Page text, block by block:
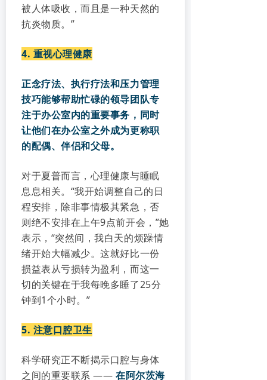
被人体吸收，而且是一种天然的
抗炎物质。”
4. 重视心理健康
正念疗法、执行疗法和压力管理
技巧能够帮助忙碌的领导团队专
注于办公室内的重要事务，同时
让他们在办公室之外成为更称职
的配偶、伴侣和父母。
对于夏普而言，心理健康与睡眠
息息相关。“我开始调整自己的日
程安排，除非事情极其紧急，否
则绝不安排在上午9点前开会，”她
表示，“突然间，我白天的烦躁情
绪开始大幅减少。这就好比一份
损益表从亏损转为盈利，而这一
切的关键在于我每晚多睡了25分
钟到1个小时。”
5. 注意口腔卫生
科学研究正不断揭示口腔与身体
之间的重要联系 —— 在阿尔茨海